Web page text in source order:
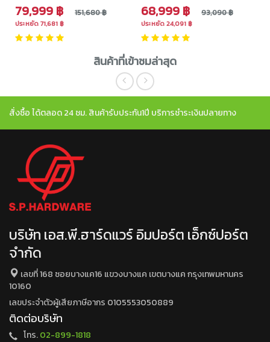
79,999 ฿ 151,680 ฿
ประหยัด 71,681 ฿
68,999 ฿ 93,090 ฿
ประหยัด 24,091 ฿
สินค้าที่เข้าชมล่าสุด
สั่งซื้อ ได้ตลอด 24 ชม. สินค้ารับประกัน1ปี บริการชำระเงินปลายทาง
บริษัท เอส.พี.ฮาร์ดแวร์ อิมปอร์ต เอ็กซ์ปอร์ต
จำกัด
เลขที่ 168 ซอยบางแค16 แขวงบางแค เขตบางแค กรุงเทพมหานคร
10160
เลขประจำตัวผู้เสียภาษีอากร 0105553050889
ติดต่อบริษัท
โทร.02-899-1818